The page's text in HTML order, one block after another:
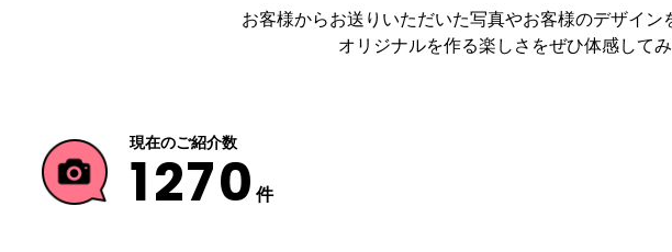
お客様からお送りいただいた写真やお客様のデザイン
オリジナルを作る楽しさをぜひ体感して
現在のご紹介数
1270件